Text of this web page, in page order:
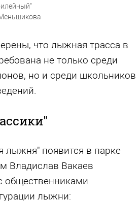
что лыжная трасса в
не только среди
но и среди школьников
лыжня" появится в парке
Владислав Вакаев
общественниками
лыжни: